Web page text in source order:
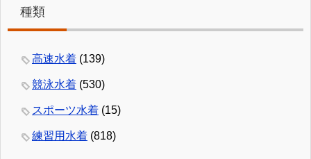
種類
高速水着 (139)
競泳水着 (530)
スポーツ水着 (15)
練習用水着 (818)